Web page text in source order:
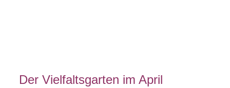
Der Vielfaltsgarten im April